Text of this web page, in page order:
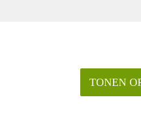
TONEN